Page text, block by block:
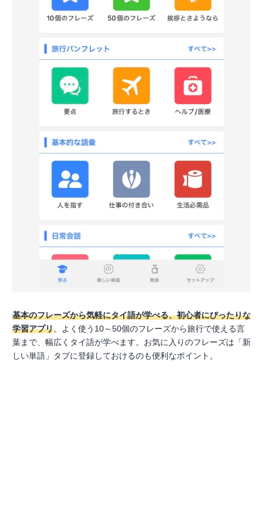
基本のフレーズから気軽にタイ語が学べる、初心者にぴったりな
学習アプリ。よく使う10～50個のフレーズから旅行で使える言
葉まで、幅広くタイ語が学べます。お気に入りのフレーズは「新
しい単語」タブに登録しておけるのも便利なポイント。